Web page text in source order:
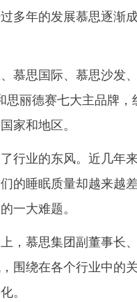
多年的发展慕思逐渐
慕思国际、慕思沙发
思丽德赛七大主品牌，
家和地区。
行业的东风。近几年
的睡眠质量却越来越
一大难题。
，慕思集团副董事长
围绕在各个行业中的
。